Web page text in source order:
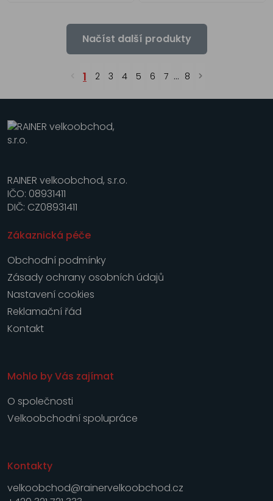
Načíst další produkty
1 2 3 4 5 6 7 ... 8
RAINER velkoobchod, s.r.o.
IČO: 08931411
DIČ: CZ08931411
Zákaznická péče
Obchodní podmínky
Zásady ochrany osobních údajů
Nastavení cookies
Reklamační řád
Kontakt
Mohlo by Vás zajímat
O společnosti
Velkoobchodní spolupráce
Kontakty
velkoobchod@rainervelkoobchod.cz